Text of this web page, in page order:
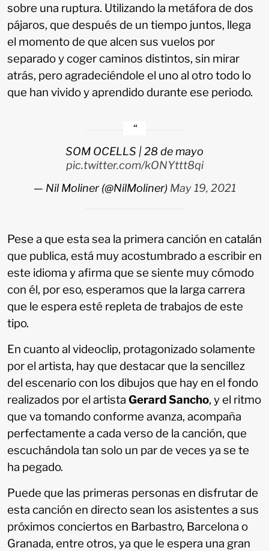
sobre una ruptura. Utilizando la metáfora de dos
pájaros, que después de un tiempo juntos, llega
el momento de que alcen sus vuelos por
separado y coger caminos distintos, sin mirar
atrás, pero agradeciéndole el uno al otro todo lo
que han vivido y aprendido durante ese periodo.
SOM OCELLS | 28 de mayo
pic.twitter.com/kONYttt8qi
— Nil Moliner (@NilMoliner) May 19, 2021
Pese a que esta sea la primera canción en catalán
que publica, está muy acostumbrado a escribir en
este idioma y afirma que se siente muy cómodo
con él, por eso, esperamos que la larga carrera
que le espera esté repleta de trabajos de este
tipo.
En cuanto al videoclip, protagonizado solamente
por el artista, hay que destacar que la sencillez
del escenario con los dibujos que hay en el fondo
realizados por el artista Gerard Sancho, y el ritmo
que va tomando conforme avanza, acompaña
perfectamente a cada verso de la canción, que
escuchándola tan solo un par de veces ya se te
ha pegado.
Puede que las primeras personas en disfrutar de
esta canción en directo sean los asistentes a sus
próximos conciertos en Barbastro, Barcelona o
Granada, entre otros, ya que le espera una gran